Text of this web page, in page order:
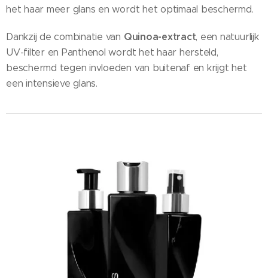
het haar meer glans en wordt het optimaal beschermd.
Dankzij de combinatie van Quinoa-extract, een natuurlijk
UV-filter en Panthenol wordt het haar hersteld,
beschermd tegen invloeden van buitenaf en krijgt het
een intensieve glans.